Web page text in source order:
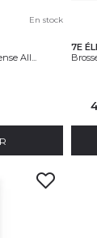
En stock
All...
7E